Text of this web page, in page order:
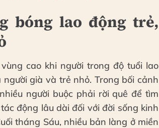
bóng lao động trẻ,
cao khi người trong độ tuổi lao
già và trẻ nhỏ. Trong bối cảnh
người buộc phải rời quê để tìm
động lâu dài đối với đời sống kinh
tháng Sáu, nhiều bản làng ở miền